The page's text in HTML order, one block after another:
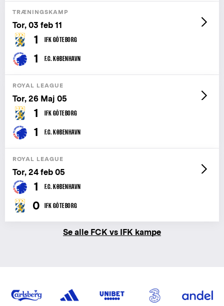
TRÆNINGSKAMP
Tor, 03 feb 11
1 IFK GÖTEBORG
1 F.C. KØBENHAVN
ROYAL LEAGUE
Tor, 26 Maj 05
1 IFK GÖTEBORG
1 F.C. KØBENHAVN
ROYAL LEAGUE
Tor, 24 feb 05
1 F.C. KØBENHAVN
0 IFK GÖTEBORG
Se alle FCK vs IFK kampe